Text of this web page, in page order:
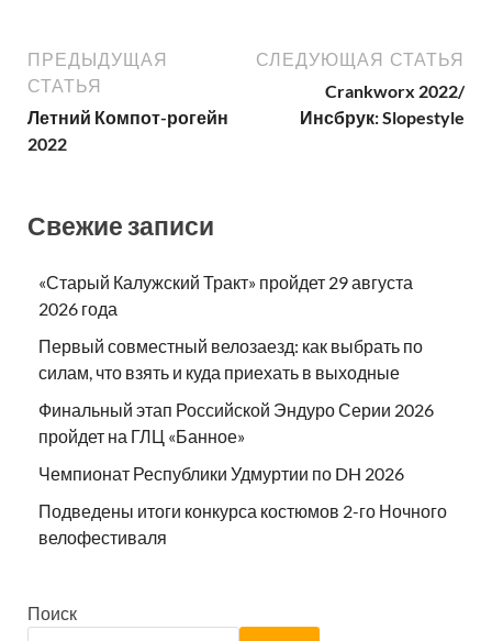
ПРЕДЫДУЩАЯ
СТАТЬЯ
Летний Компот-рогейн
2022
СЛЕДУЮЩАЯ СТАТЬЯ
Crankworx 2022/
Инсбрук: Slopestyle
Свежие записи
«Старый Калужский Тракт» пройдет 29 августа
2026 года
Первый совместный велозаезд: как выбрать по
силам, что взять и куда приехать в выходные
Финальный этап Российской Эндуро Серии 2026
пройдет на ГЛЦ «Банное»
Чемпионат Республики Удмуртии по DH 2026
Подведены итоги конкурса костюмов 2-го Ночного
велофестиваля
Поиск